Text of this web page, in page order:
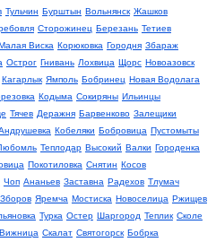
Тульчин Бурштын Вольнянск Жашков
Сторожинец Березань Тетиев
Виска Корюковка Городня Збараж
Острог Гнивань Лохвица Щорс Новоазовск
Кагарлык Ямполь Бобринец Новая Водолага
Кодыма Сокиряны Ильинцы
Тячев Деражня Барвенково Залещики
Кобеляки Бобровица Пустомыты
Теплодар Высокий Валки Городенка
Покотиловка Снятин Косов
Чоп Ананьев Заставна Радехов Тлумач
Зборов Яремча Мостиска Новоселица Ржищев
Турка Остер Шаргород Теплик Сколе
Вижница Скалат Святогорск Бобрка